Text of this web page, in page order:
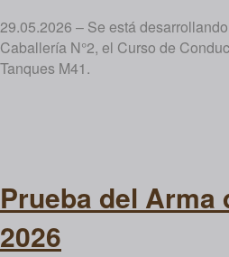
29.05.2026 – Se está
Caballería N°2, el Curso de
Tanques M41.
Prueba del
2026